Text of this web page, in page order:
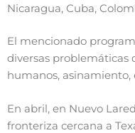
Nicaragua, Cuba,
El mencionado
diversas problemáticas
humanos, asinamiento,
En abril, en Nuevo
fronteriza cercana a